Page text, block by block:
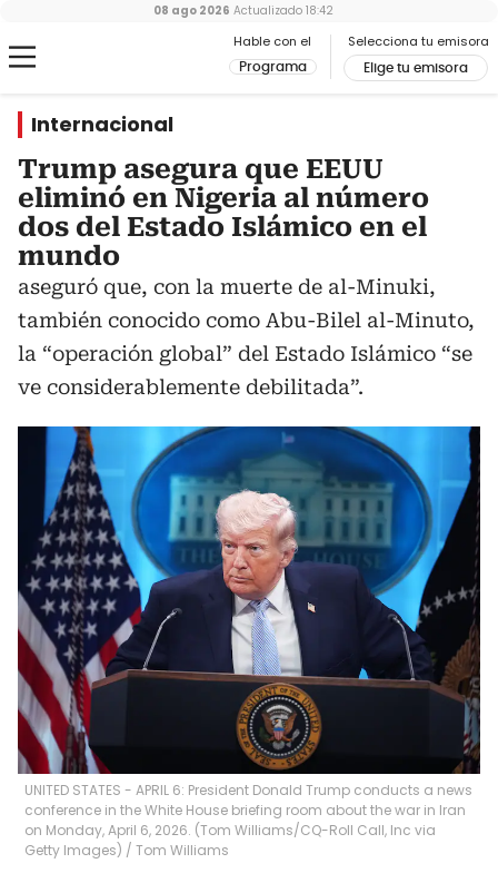
Hable con el
Programa
Selecciona tu emisora
Elige tu emisora
08 ago 2026 Actualizado 18:42
Internacional
Trump asegura que EEUU
eliminó en Nigeria al número
dos del Estado Islámico en el
mundo
aseguró que, con la muerte de al-Minuki,
también conocido como Abu-Bilel al-Minuto,
la “operación global” del Estado Islámico “se
ve considerablemente debilitada”.
UNITED STATES - APRIL 6: President Donald Trump conducts a news
conference in the White House briefing room about the war in Iran
on Monday, April 6, 2026. (Tom Williams/CQ-Roll Call, Inc via
Getty Images) / Tom Williams